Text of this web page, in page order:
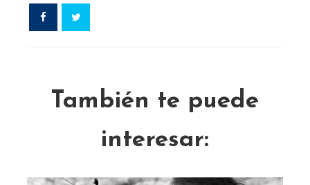
También te puede
interesar: